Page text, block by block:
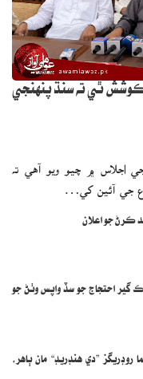
ڪوشش ٿي ته سنڌ پنهنجي
اجلاس ۾ چيو ويو آهي ته
9 آگسٽ تي ملڪ گير احتجاج جو سڏ واپس وٺڻ جو
”دي هنڊريڊ“ مان ٻاهر،